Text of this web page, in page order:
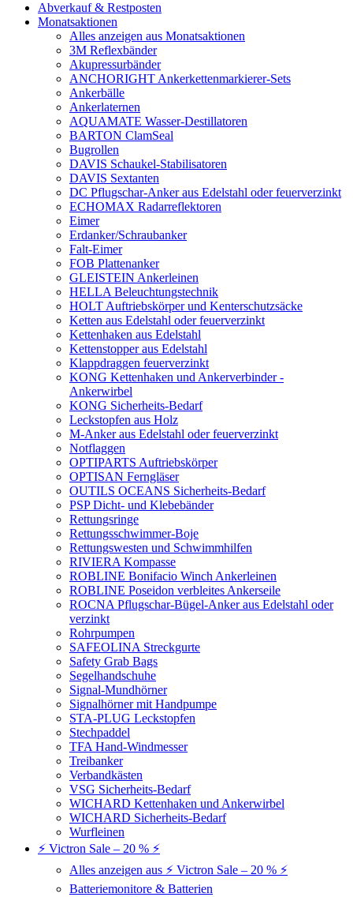
Abverkauf & Restposten
Monatsaktionen
Alles anzeigen aus Monatsaktionen
3M Reflexbänder
Akupressurbänder
ANCHORIGHT Ankerkettenmarkierer-Sets
Ankerbälle
Ankerlaternen
AQUAMATE Wasser-Destillatoren
BARTON ClamSeal
Bugrollen
DAVIS Schaukel-Stabilisatoren
DAVIS Sextanten
DC Pflugschar-Anker aus Edelstahl oder feuerverzinkt
ECHOMAX Radarreflektoren
Eimer
Erdanker/Schraubanker
Falt-Eimer
FOB Plattenanker
GLEISTEIN Ankerleinen
HELLA Beleuchtungstechnik
HOLT Auftriebskörper und Kenterschutzsäcke
Ketten aus Edelstahl oder feuerverzinkt
Kettenhaken aus Edelstahl
Kettenstopper aus Edelstahl
Klappdraggen feuerverzinkt
KONG Kettenhaken und Ankerverbinder -
Ankerwirbel
KONG Sicherheits-Bedarf
Leckstopfen aus Holz
M-Anker aus Edelstahl oder feuerverzinkt
Notflaggen
OPTIPARTS Auftriebskörper
OPTISAN Ferngläser
OUTILS OCEANS Sicherheits-Bedarf
PSP Dicht- und Klebebänder
Rettungsringe
Rettungsschwimmer-Boje
Rettungswesten und Schwimmhilfen
RIVIERA Kompasse
ROBLINE Bonifacio Winch Ankerleinen
ROBLINE Poseidon verbleites Ankerseile
ROCNA Pflugschar-Bügel-Anker aus Edelstahl oder
verzinkt
Rohrpumpen
SAFEOLINA Streckgurte
Safety Grab Bags
Segelhandschuhe
Signal-Mundhörner
Signalhörner mit Handpumpe
STA-PLUG Leckstopfen
Stechpaddel
TFA Hand-Windmesser
Treibanker
Verbandkästen
VSG Sicherheits-Bedarf
WICHARD Kettenhaken und Ankerwirbel
WICHARD Sicherheits-Bedarf
Wurfleinen
⚡ Victron Sale – 20 % ⚡
Alles anzeigen aus ⚡ Victron Sale – 20 % ⚡
Batteriemonitore & Batterien